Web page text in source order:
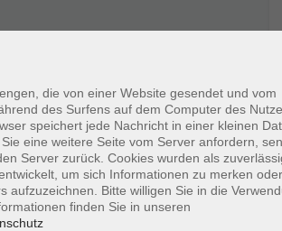
die von einer Website gesendet und vom
des Surfens auf dem Computer des
speichert jede Nachricht in einer kleinen
eine weitere Seite vom Server anfordern,
Server zurück. Cookies wurden als
um sich Informationen zu merken
aufzuzeichnen. Bitte willigen Sie in die
finden Sie in unseren